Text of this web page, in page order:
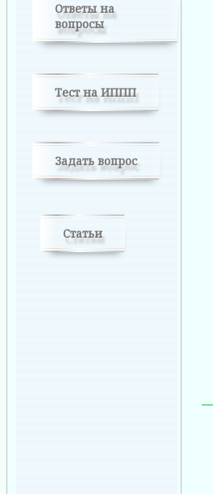
Ответы на
вопросы
Тест на ИППП
Задать вопрос
Статьи